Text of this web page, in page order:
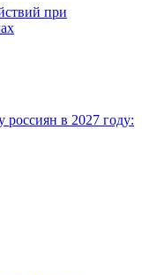
при
россиян в 2027 году: